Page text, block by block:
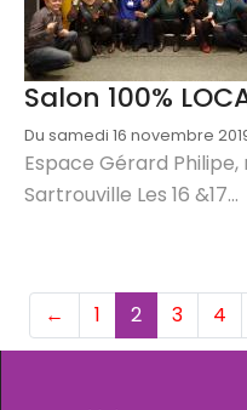
Salon 100%
Du samedi 16 novembre
Espace Gérard Philipe,
Sartrouville Les 16 &17...
← 1 2(current)
3 4